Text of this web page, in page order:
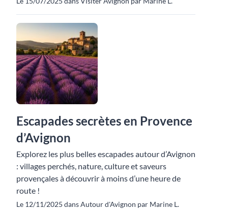
Escapades secrètes en Provence
d’Avignon
Explorez les plus belles escapades autour d’Avignon
: villages perchés, nature, culture et saveurs
provençales à découvrir à moins d’une heure de
route !
Le 12/11/2025 dans Autour d'Avignon par Marine L.